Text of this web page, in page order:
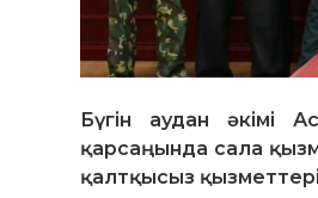
Бүгін аудан әкімі
қарсаңында сала
қалтқысыз